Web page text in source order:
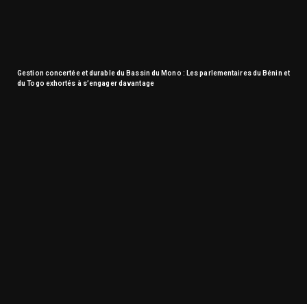
Gestion concertée et durable du Bassin du Mono : Les parlementaires du Bénin et
du Togo exhortés à s’engager davantage